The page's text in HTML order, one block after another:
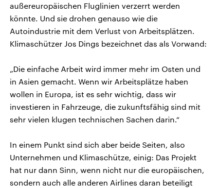
außereuropäischen Fluglinien verzerrt werden
könnte. Und sie drohen genauso wie die
Autoindustrie mit dem Verlust von Arbeitsplätzen.
Klimaschützer Jos Dings bezeichnet das als Vorwand:
„Die einfache Arbeit wird immer mehr im Osten und
in Asien gemacht. Wenn wir Arbeitsplätze haben
wollen in Europa, ist es sehr wichtig, dass wir
investieren in Fahrzeuge, die zukunftsfähig sind mit
sehr vielen klugen technischen Sachen darin.“
In einem Punkt sind sich aber beide Seiten, also
Unternehmen und Klimaschütze, einig: Das Projekt
hat nur dann Sinn, wenn nicht nur die europäischen,
sondern auch alle anderen Airlines daran beteiligt